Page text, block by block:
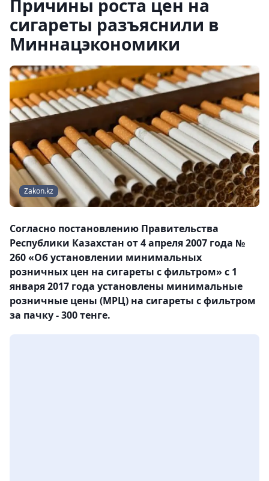
Причины роста цен на
сигареты разъяснили в
Миннацэкономики
Zakon.kz
Согласно постановлению Правительства
Республики Казахстан от 4 апреля 2007 года №
260 «Об установлении минимальных
розничных цен на сигареты с фильтром» с 1
января 2017 года установлены минимальные
розничные цены (МРЦ) на сигареты с фильтром
за пачку - 300 тенге.